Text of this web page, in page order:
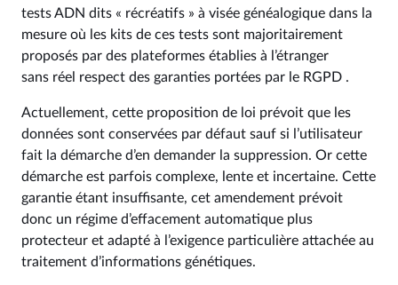
tests ADN dits « récréatifs » à visée généalogique dans la
mesure où les kits de ces tests sont majoritairement
proposés par des plateformes établies à l’étranger
sans réel respect des garanties portées par le RGPD .
Actuellement, cette proposition de loi prévoit que les
données sont conservées par défaut sauf si l’utilisateur
fait la démarche d’en demander la suppression. Or cette
démarche est parfois complexe, lente et incertaine. Cette
garantie étant insuffisante, cet amendement prévoit
donc un régime d’effacement automatique plus
protecteur et adapté à l’exigence particulière attachée au
traitement d’informations génétiques.